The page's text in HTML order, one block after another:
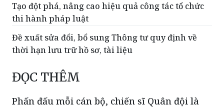
Tạo đột phá, nâng cao hiệu quả công tác tổ chức
thi hành pháp luật
Đề xuất sửa đổi, bổ sung Thông tư quy định về
thời hạn lưu trữ hồ sơ, tài liệu
ĐỌC THÊM
Phấn đấu mỗi cán bộ, chiến sĩ Quân đội là